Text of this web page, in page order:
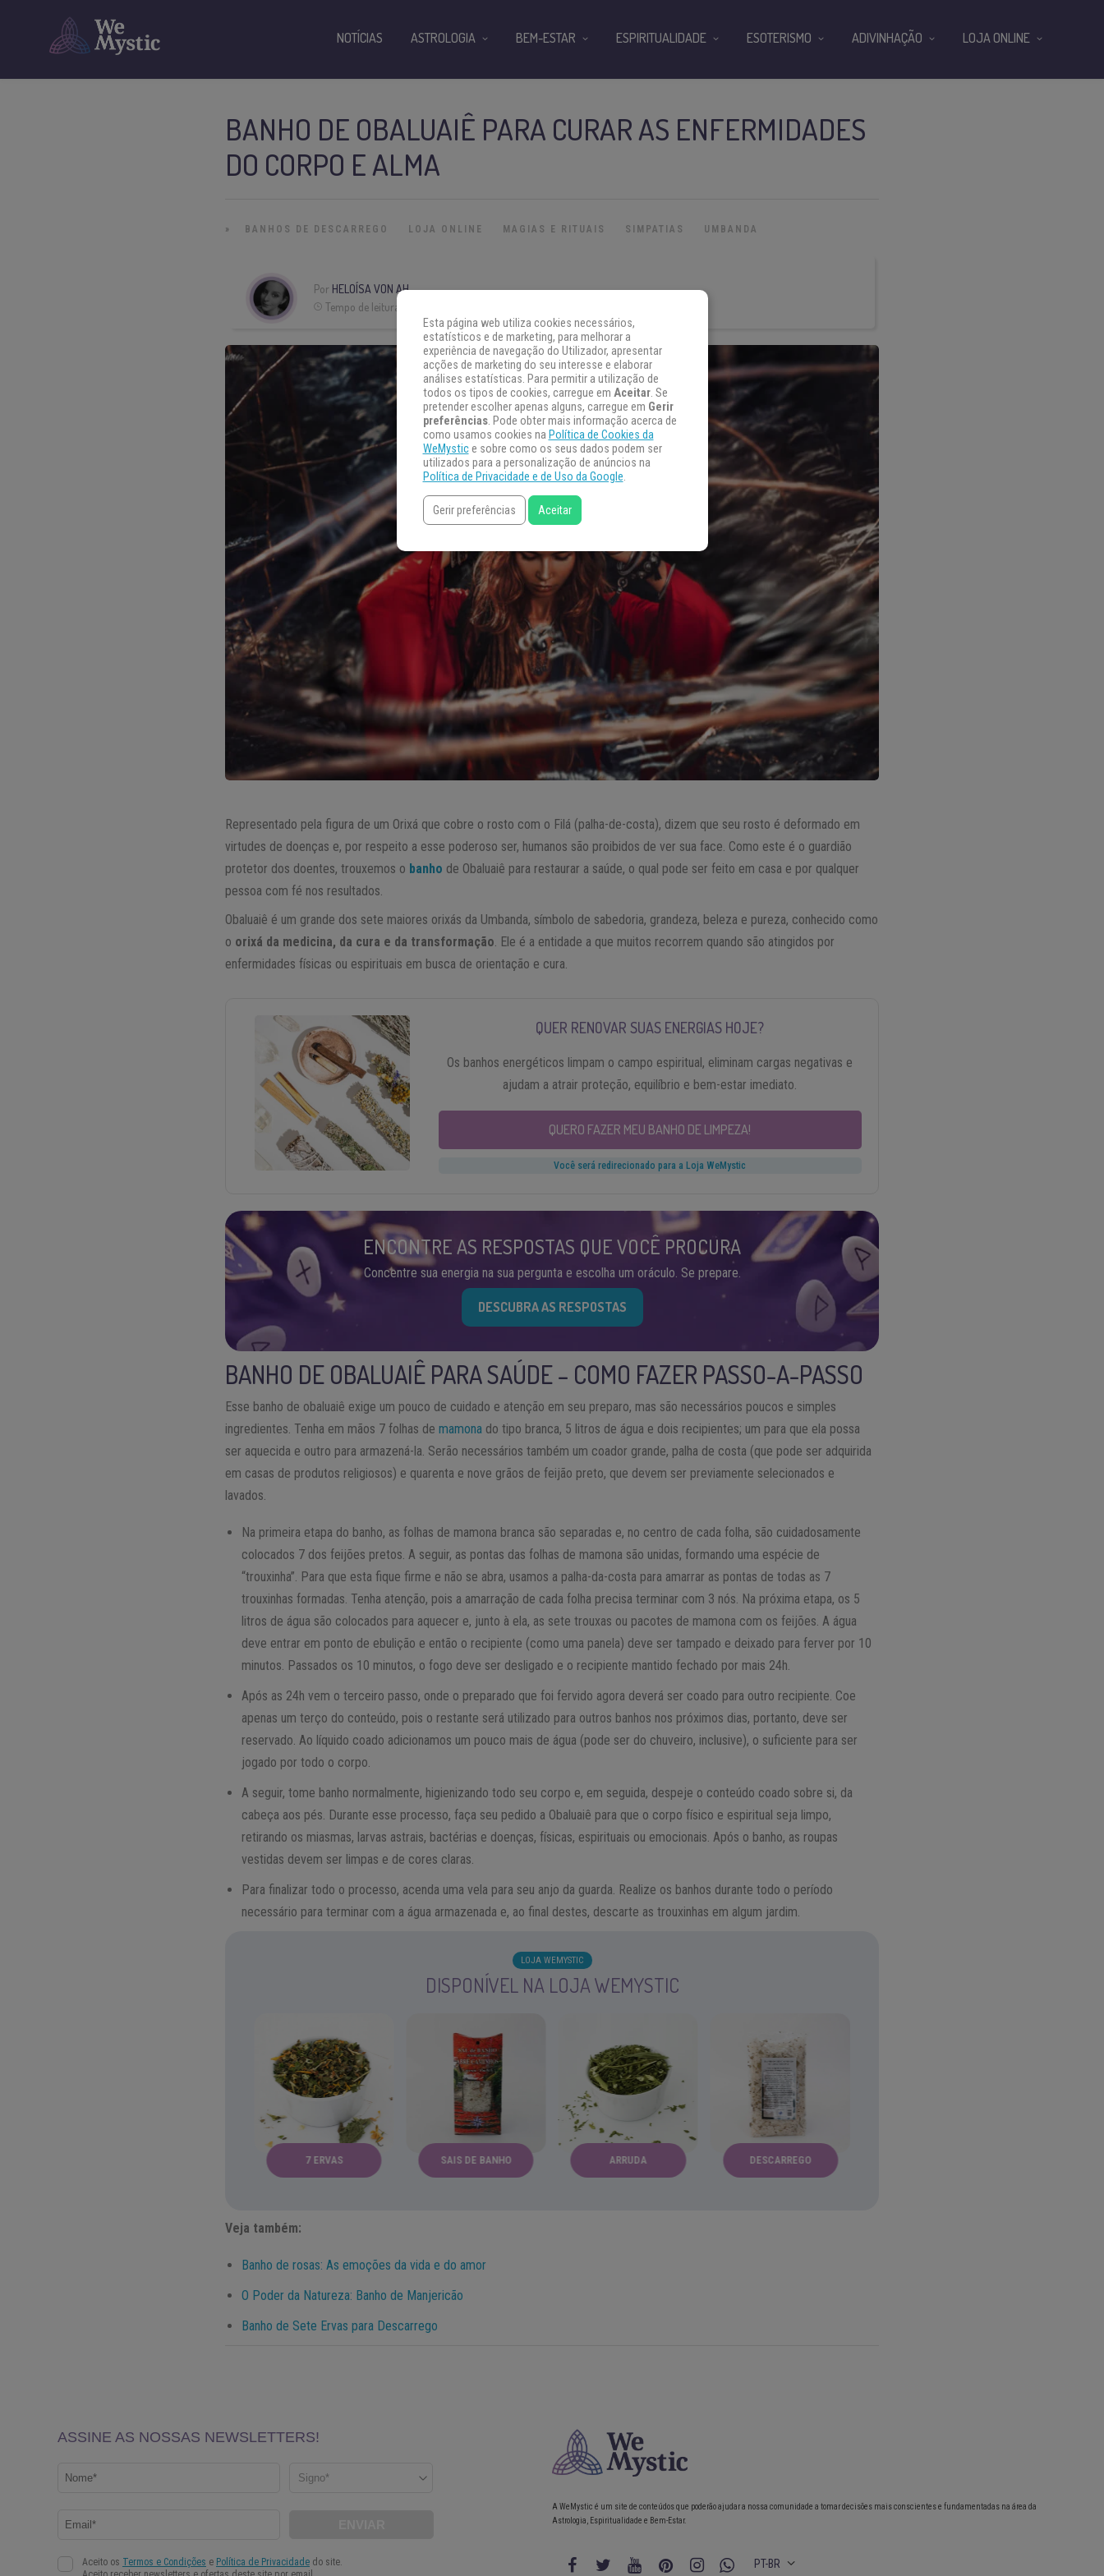
BANHO DE OBALUAIÊ PARA CURAR AS ENFERMIDADES
DO CORPO E ALMA
» BANHOS DE DESCARREGO LOJA ONLINE MAGIAS E RITUAIS SIMPATIAS UMBANDA
Por HELOÍSA VON AH
Tempo de leitura:
Representado pela figura de um Orixá que cobre o rosto com o Filá (palha-de-costa), dizem que seu rosto é deformado em
virtudes de doenças e, por respeito a esse poderoso ser, humanos são proibidos de ver sua face. Como este é o guardião
protetor dos doentes, trouxemos o banho de Obaluaiê para restaurar a saúde, o qual pode ser feito em casa e por qualquer
pessoa com fé nos resultados.
Obaluaiê é um grande dos sete maiores orixás da Umbanda, símbolo de sabedoria, grandeza, beleza e pureza, conhecido como
o orixá da medicina, da cura e da transformação. Ele é a entidade a que muitos recorrem quando são atingidos por
enfermidades físicas ou espirituais em busca de orientação e cura.
QUER RENOVAR SUAS ENERGIAS HOJE?
Os banhos energéticos limpam o campo espiritual, eliminam cargas negativas e
ajudam a atrair proteção, equilíbrio e bem-estar imediato.
QUERO FAZER MEU BANHO DE LIMPEZA!
Você será redirecionado para a Loja WeMystic
ENCONTRE AS RESPOSTAS QUE VOCÊ PROCURA
Concentre sua energia na sua pergunta e escolha um oráculo. Se prepare.
DESCUBRA AS RESPOSTAS
BANHO DE OBALUAIÊ PARA SAÚDE – COMO FAZER PASSO-A-PASSO
Esse banho de obaluaiê exige um pouco de cuidado e atenção em seu preparo, mas são necessários poucos e simples
ingredientes. Tenha em mãos 7 folhas demamona do tipo branca, 5 litros de água e dois recipientes; um para que ela possa
ser aquecida e outro para armazená-la. Serão necessários também um coador grande, palha de costa (que pode ser adquirida
em casas de produtos religiosos) e quarenta e nove grãos de feijão preto, que devem ser previamente selecionados e
lavados.
Na primeira etapa do banho, as folhas de mamona branca são separadas e, no centro de cada folha, são cuidadosamente
colocados 7 dos feijões pretos. A seguir, as pontas das folhas de mamona são unidas, formando uma espécie de
“trouxinha”. Para que esta fique firme e não se abra, usamos a palha-da-costa para amarrar as pontas de todas as 7
trouxinhas formadas. Tenha atenção, pois a amarração de cada folha precisa terminar com 3 nós. Na próxima etapa, os 5
litros de água são colocados para aquecer e, junto à ela, as sete trouxas ou pacotes de mamona com os feijões. A água
deve entrar em ponto de ebulição e então o recipiente (como uma panela) deve ser tampado e deixado para ferver por 10
minutos. Passados os 10 minutos, o fogo deve ser desligado e o recipiente mantido fechado por mais 24h.
Após as 24h vem o terceiro passo, onde o preparado que foi fervido agora deverá ser coado para outro recipiente. Coe
apenas um terço do conteúdo, pois o restante será utilizado para outros banhos nos próximos dias, portanto, deve ser
reservado. Ao líquido coado adicionamos um pouco mais de água (pode ser do chuveiro, inclusive), o suficiente para ser
jogado por todo o corpo.
A seguir, tome banho normalmente, higienizando todo seu corpo e, em seguida, despeje o conteúdo coado sobre si, da
cabeça aos pés. Durante esse processo, faça seu pedido a Obaluaiê para que o corpo físico e espiritual seja limpo,
retirando os miasmas, larvas astrais, bactérias e doenças, físicas, espirituais ou emocionais. Após o banho, as roupas
vestidas devem ser limpas e de cores claras.
Para finalizar todo o processo, acenda uma vela para seu anjo da guarda. Realize os banhos durante todo o período
necessário para terminar com a água armazenada e, ao final destes, descarte as trouxinhas em algum jardim.
LOJA WEMYSTIC
DISPONÍVEL NA LOJA WEMYSTIC
7 ERVAS SAIS DE BANHO ARRUDA DESCARREGO
Veja também:
Banho de rosas: As emoções da vida e do amor
O Poder da Natureza: Banho de Manjericão
Banho de Sete Ervas para Descarrego
NOTÍCIAS ASTROLOGIA BEM-ESTAR ESPIRITUALIDADE ESOTERISMO ADIVINHAÇÃO LOJA ONLINE
A WeMystic é um site de conteúdos que poderão ajudar a nossa comunidade a tomar decisões mais conscientes e fundamentadas na área da
Astrologia, Espiritualidade e Bem-Estar.
PT-BR
Esta página web utiliza cookies necessários,
estatísticos e de marketing, para melhorar a
experiência de navegação do Utilizador, apresentar
acções de marketing do seu interesse e elaborar
análises estatísticas. Para permitir a utilização de
todos os tipos de cookies, carregue em Aceitar. Se
pretender escolher apenas alguns, carregue em Gerir
preferências. Pode obter mais informação acerca de
como usamos cookies na Política de Cookies da
WeMystice sobre como os seus dados podem ser
utilizados para a personalização de anúncios na
Política de Privacidade e de Uso da Google.
Gerir preferências Aceitar